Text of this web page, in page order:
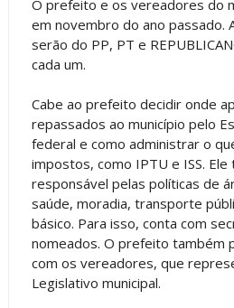
O prefeito e os vereadores do
em novembro do ano passado.
serão do PP, PT e
cada um.
Cabe ao prefeito decidir onde
repassados ao município pelo
federal e como administrar o
impostos, como IPTU e ISS. Ele
responsável pelas políticas de
saúde, moradia, transporte
básico. Para isso, conta com
nomeados. O prefeito também
com os vereadores, que
Legislativo municipal.